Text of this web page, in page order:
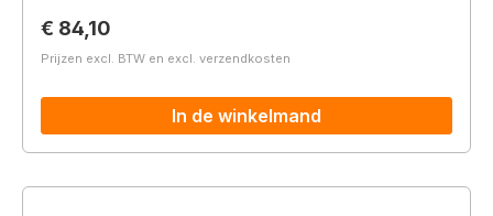
Normale prijs:
€ 84,10
Prijzen excl. BTW en excl. verzendkosten
In de winkelmand